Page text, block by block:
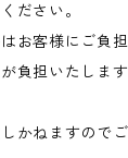
ださい。
お客様にご負
負担いたします
かねますので